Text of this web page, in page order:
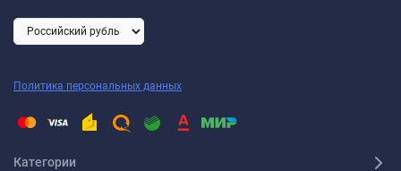
Политика персональных данных
Категории